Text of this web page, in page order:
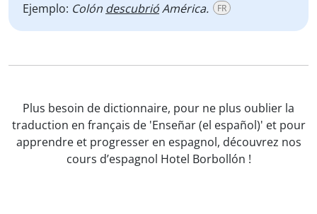
Ejemplo: Colón descubrióAmérica. FR
Plus besoin de dictionnaire, pour ne plus oublier la
traduction en français de 'Enseñar (el español)' et pour
apprendre et progresser en espagnol, découvrez nos
cours d’espagnol Hotel Borbollón !